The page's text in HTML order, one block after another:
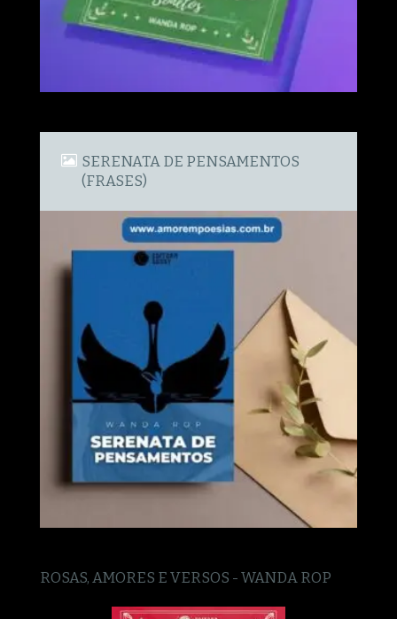
SERENATA DE PENSAMENTOS
(FRASES)
ROSAS, AMORES E VERSOS - WANDA ROP